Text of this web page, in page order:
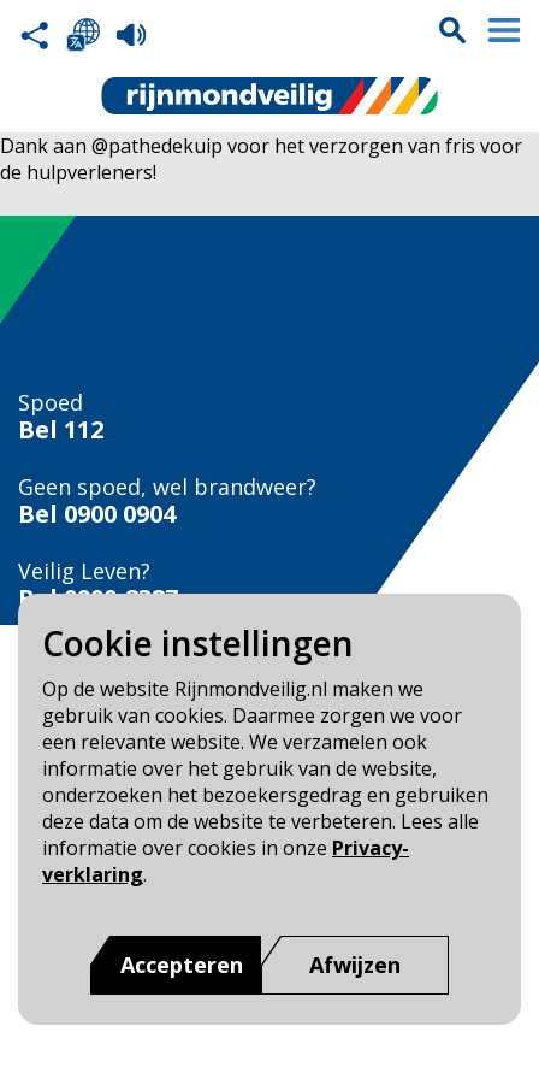
Cookie instellingen
Op de website Rijnmondveilig.nl maken we
gebruik van cookies. Daarmee zorgen we voor
een relevante website. We verzamelen ook
informatie over het gebruik van de website,
onderzoeken het bezoekersgedrag en gebruiken
deze data om de website te verbeteren. Lees alle
informatie over cookies in onze Privacy-
verklaring.
Accepteren Afwijzen
Dank aan @pathedekuip voor het verzorgen van fris voor
de hulpverleners!
Spoed
Bel 112
Geen spoed, wel brandweer?
Bel 0900 0904
Veilig Leven?
Bel 0900-8387
Blijf op de hoogte
Cookie- en Privacybeleid
Toegankelijkheid